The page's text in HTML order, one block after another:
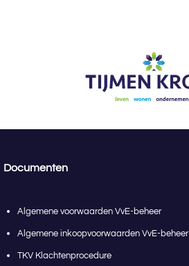
Documenten
Algemene voorwaarden VvE-beheer
Algemene inkoopvoorwaarden VvE-beheer
TKV Klachtenprocedure